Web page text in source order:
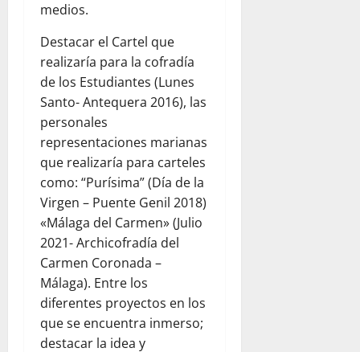
medios.
Destacar el Cartel que
realizaría para la cofradía
de los Estudiantes (Lunes
Santo- Antequera 2016), las
personales
representaciones marianas
que realizaría para carteles
como: “Purísima” (Día de la
Virgen – Puente Genil 2018)
«Málaga del Carmen» (Julio
2021- Archicofradía del
Carmen Coronada –
Málaga). Entre los
diferentes proyectos en los
que se encuentra inmerso;
destacar la idea y